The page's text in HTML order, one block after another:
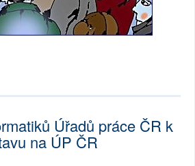
Úřadů práce ČR k
na ÚP ČR